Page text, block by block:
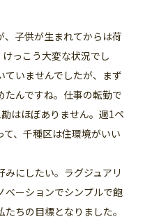
、子供が生まれてからは荷
っこう大変な状況でし
ていませんでしたが、まず
たんですね。仕事の転勤で
はほぼありません。週1ペ
、千種区は住環境がいい
にしたい。ラグジュアリ
ベーションでシンプルで飽
ちの目標となりました。